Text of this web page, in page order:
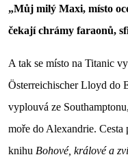
„Můj milý Maxi, místo
čekají chrámy faraonů,
A tak se místo na Titanic
Österreichischer Lloyd do
vyplouvá ze
moře do Alexandrie.
knihu Bohové, králové a